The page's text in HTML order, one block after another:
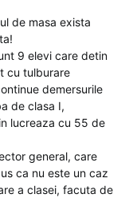
de masa exista
9 elevi care detin
cu tulburare
demersurile
de clasa I,
lucreaza cu 55 de
general, care
ca nu este un caz
a clasei, facuta de